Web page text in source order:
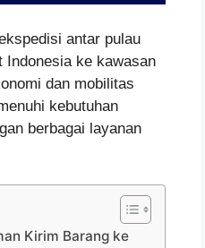
antar pulau
Indonesia ke kawasan
dan mobilitas
kebutuhan
berbagai layanan
Kirim Barang ke